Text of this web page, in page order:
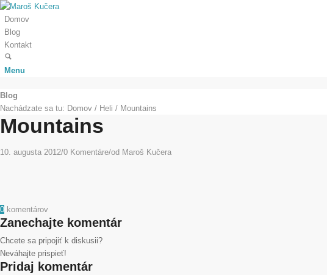
Domov
Blog
Kontakt
Menu
Blog
Nachádzate sa tu: Domov / Heli / Mountains
Mountains
10. augusta 2012/0 Komentáre/od Maroš Kučera
0 komentárov
Zanechajte komentár
Chcete sa pripojiť k diskusii?
Neváhajte prispieť!
Pridaj komentár